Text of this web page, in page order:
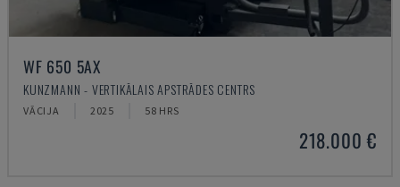
WF 650 5AX
KUNZMANN - VERTIKĀLAIS APSTRĀDES CENTRS
VĀCIJA 2025 58 HRS
218.000 €